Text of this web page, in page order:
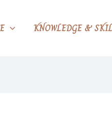
KNOWLEDGE &